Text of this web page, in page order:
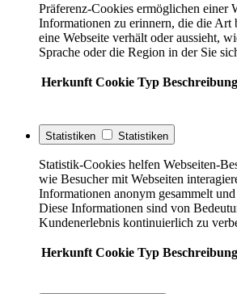
Präferenz-Cookies ermöglichen einer
Informationen zu erinnern, die die Art
eine Webseite verhält oder aussieht,
Sprache oder die Region in der Sie
Herkunft Cookie Typ Beschreibung
Statistiken Statistiken
Statistik-Cookies helfen Webseiten-
wie Besucher mit Webseiten
Informationen anonym gesammelt
Diese Informationen sind von
Kundenerlebnis kontinuierlich zu
Herkunft Cookie Typ Beschreibung